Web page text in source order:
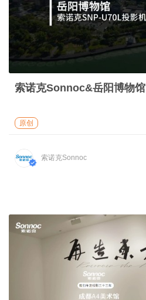
索诺克Sonnoc&岳阳博物馆
原创
索诺克Sonnoc